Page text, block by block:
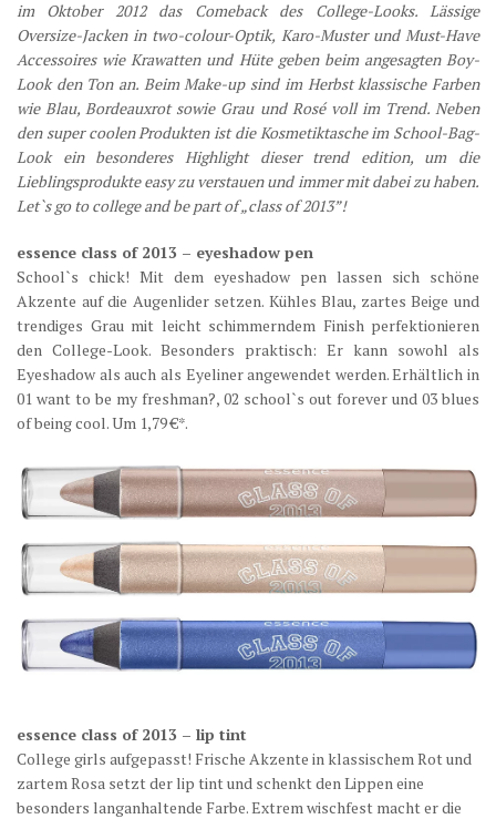
im Oktober 2012 das Comeback des College-Looks. Lässige
Oversize-Jacken in two-colour-Optik, Karo-Muster und Must-Have
Accessoires wie Krawatten und Hüte geben beim angesagten Boy-
Look den Ton an. Beim Make-up sind im Herbst klassische Farben
wie Blau, Bordeauxrot sowie Grau und Rosé voll im Trend. Neben
den super coolen Produkten ist die Kosmetiktasche im School-Bag-
Look ein besonderes Highlight dieser trend edition, um die
Lieblingsprodukte easy zu verstauen und immer mit dabei zu haben.
Let`s go to college and be part of „class of 2013”!
essence class of 2013 – eyeshadow pen
School`s chick! Mit dem eyeshadow pen lassen sich schöne
Akzente auf die Augenlider setzen. Kühles Blau, zartes Beige und
trendiges Grau mit leicht schimmerndem Finish perfektionieren
den College-Look. Besonders praktisch: Er kann sowohl als
Eyeshadow als auch als Eyeliner angewendet werden. Erhältlich in
01 want to be my freshman?, 02 school`s out forever und 03 blues
of being cool. Um 1,79 €*.
essence class of 2013 – lip tint
College girls aufgepasst! Frische Akzente in klassischem Rot und
zartem Rosa setzt der lip tint und schenkt den Lippen eine
besonders langanhaltende Farbe. Extrem wischfest macht er die